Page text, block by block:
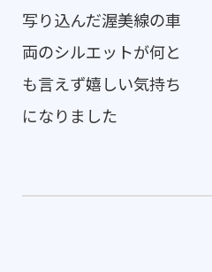
写り込んだ渥美線の車
両のシルエットが何と
も言えず嬉しい気持ち
になりました